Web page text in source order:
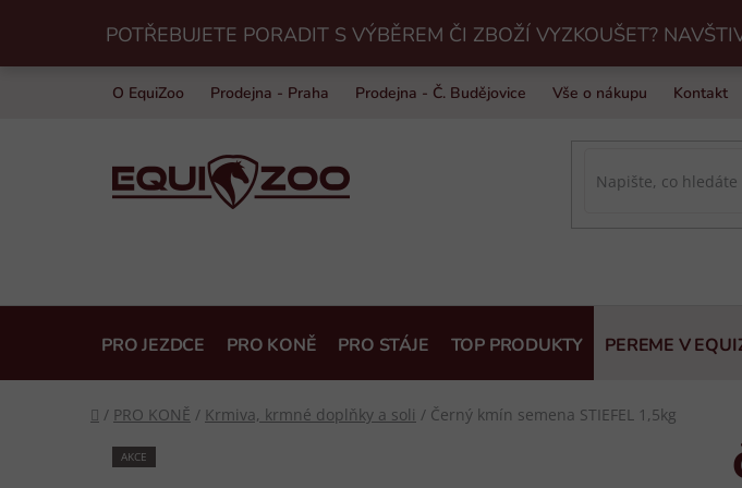
obsah
POTŘEBUJETE PORADIT S VÝBĚREM ČI ZBOŽÍ VYZKOUŠET?
O EquiZoo Prodejna - Praha Prodejna - Č. Budějovice Vše o nákupu Kontakt
PRO JEZDCE PRO KONĚ PRO STÁJE TOP PRODUKTY PEREME V
Domů
/ PRO KONĚ / Krmiva, krmné doplňky a soli / Černý kmín semena STIEFEL 1,5kg
AKCE